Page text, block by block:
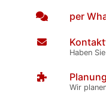
per
Haben
Wir